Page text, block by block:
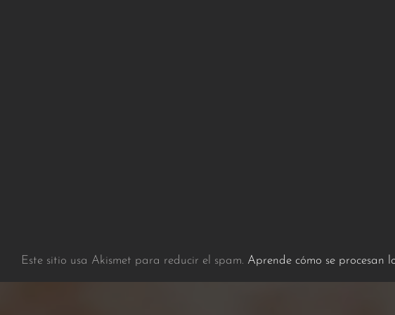
Este sitio usa Akismet para reducir el spam. Aprende cómo se procesan